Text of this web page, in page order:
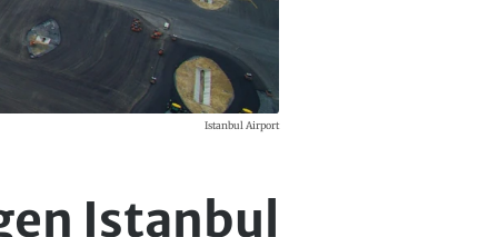
Istanbul Airport
Istanbul